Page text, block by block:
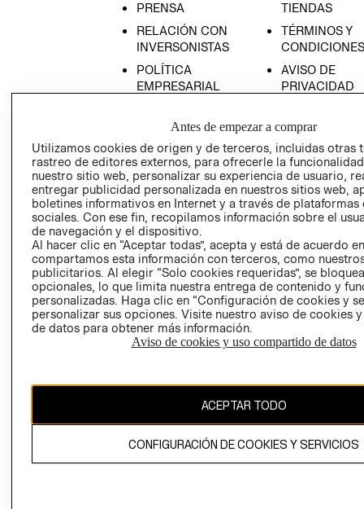
PRENSA
RELACIÓN CON
INVERSONISTAS
POLÍTICA
EMPRESARIAL
TIENDAS
TÉRMINOS Y
CONDICIONES
AVISO DE
PRIVACIDAD
AVISO DE
COOKIES
LIBRO DE
Ecuador ($)
CAMBIAR REGIÓN
El contenido de esta página web está protegido por copyright y es
Antes de empezar a comprar
Utilizamos cookies de origen y de terceros, incluidas otras
rastreo de editores externos, para ofrecerle la
nuestro sitio web, personalizar su experiencia de usuario,
entregar publicidad personalizada en nuestros sitios web,
boletines informativos en Internet y a través de plataformas
sociales. Con ese fin, recopilamos información sobre el
de navegación y el dispositivo.
Al hacer clic en “Aceptar todas”, acepta y está de acuerdo
compartamos esta información con terceros, como
publicitarios. Al elegir “Solo cookies requeridas”, se
opcionales, lo que limita nuestra entrega de contenido y
personalizadas. Haga clic en “Configuración de cookies y
personalizar sus opciones. Visite nuestro aviso de cookies
de datos para obtener más información.
Aviso de cookies y uso compartido de datos
ACEPTAR TODO
CONFIGURACIÓN DE COOKIES Y SERVICIOS